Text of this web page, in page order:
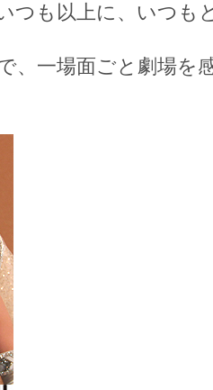
つも以上に、いつも
、一場面ごと劇場を